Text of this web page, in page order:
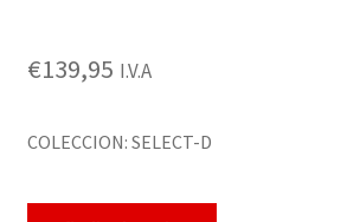
Colecciones
€139,95 I.V.A
COLECCION: SELECT-D